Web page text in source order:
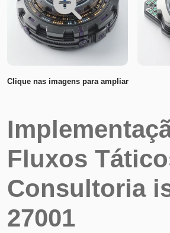
Clique nas imagens para ampliar
Fluxos
Consultoria
27001